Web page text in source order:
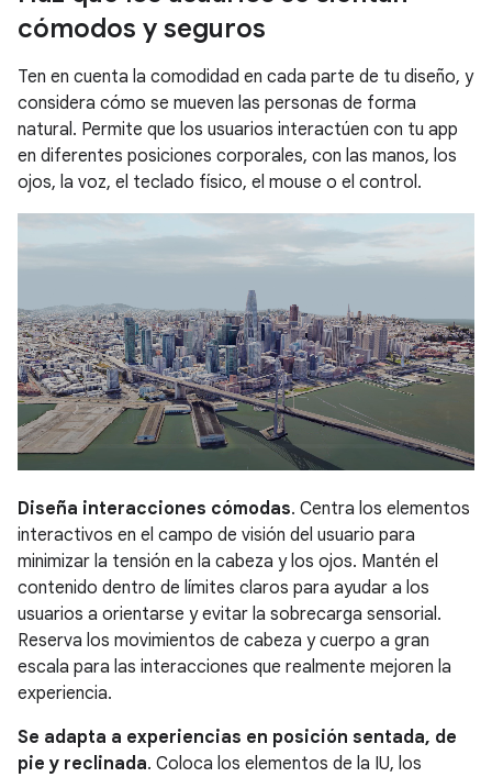
cómodos y seguros
Ten en cuenta la comodidad en cada parte de tu diseño, y
considera cómo se mueven las personas de forma
natural. Permite que los usuarios interactúen con tu app
en diferentes posiciones corporales, con las manos, los
ojos, la voz, el teclado físico, el mouse o el control.
Diseña interacciones cómodas. Centra los elementos
interactivos en el campo de visión del usuario para
minimizar la tensión en la cabeza y los ojos. Mantén el
contenido dentro de límites claros para ayudar a los
usuarios a orientarse y evitar la sobrecarga sensorial.
Reserva los movimientos de cabeza y cuerpo a gran
escala para las interacciones que realmente mejoren la
experiencia.
Se adapta a experiencias en posición sentada, de
pie y reclinada. Coloca los elementos de la IU, los